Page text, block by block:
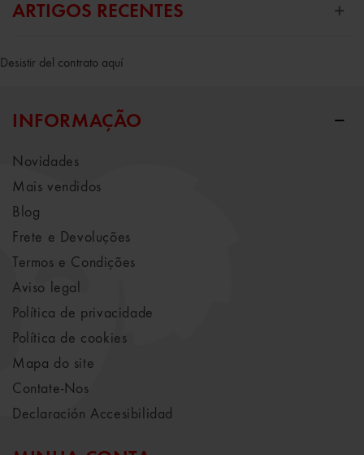
ARTIGOS RECENTES
Desistir del contrato aquí
INFORMAÇÃO
Novidades
Mais vendidos
Blog
Frete e Devoluções
Termos e Condições
Aviso legal
Política de privacidade
Política de cookies
Mapa do site
Contate-Nos
Declaración Accesibilidad